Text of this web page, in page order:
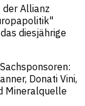
der Allianz
diesjährige
Donati Vini,
Mineralquelle